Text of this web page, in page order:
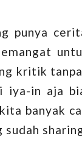
punya
kritik
iya-in aja
banyak
sudah